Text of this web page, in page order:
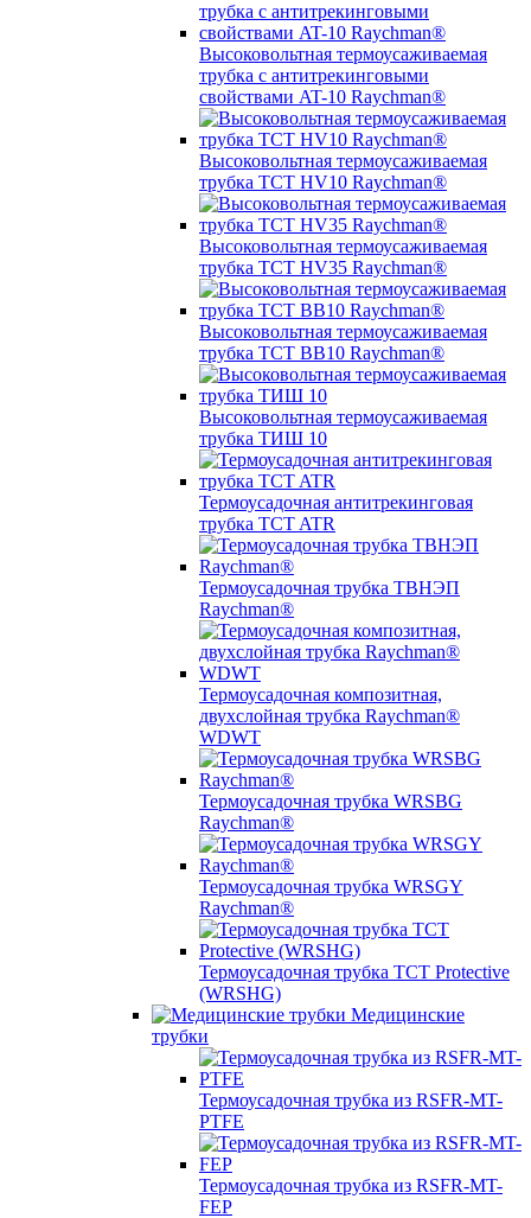
Высоковольтная термоусаживаемая
трубка с антитрекинговыми
свойствами AT-10 Raychman®
Высоковольтная термоусаживаемая
трубка TCT HV10 Raychman®
Высоковольтная термоусаживаемая
трубка TCT HV35 Raychman®
Высоковольтная термоусаживаемая
трубка TCT BB10 Raychman®
Высоковольтная термоусаживаемая
трубка ТИШ 10
Термоусадочная антитрекинговая
трубка TCT ATR
Термоусадочная трубка ТВНЭП
Raychman®
Термоусадочная композитная,
двухслойная трубка Raychman®
WDWT
Термоусадочная трубка WRSBG
Raychman®
Термоусадочная трубка WRSGY
Raychman®
Термоусадочная трубка TCT Protective
(WRSHG)
Медицинские
трубки
Термоусадочная трубка из RSFR-MT-
PTFE
Термоусадочная трубка из RSFR-MT-
FEP